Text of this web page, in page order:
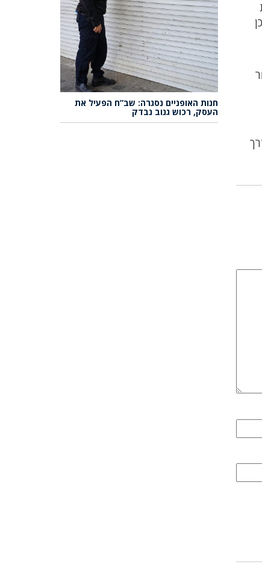
בדרך
חנות האופניים נסגרה: שב”ח הפעיל את
העסק, רכוש גנוב נבדק